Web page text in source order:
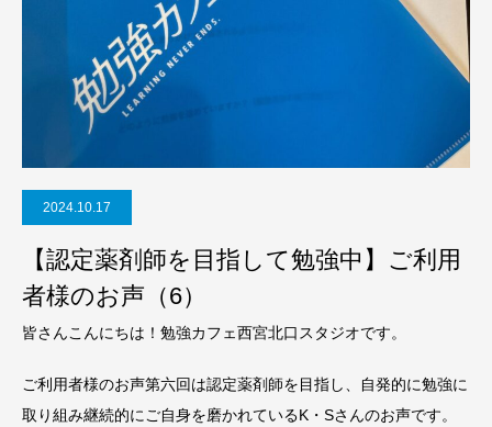
2024.10.17
【認定薬剤師を目指して勉強中】ご利用
者様のお声（6）
皆さんこんにちは！勉強カフェ西宮北口スタジオです。
ご利用者様のお声第六回は認定薬剤師を目指し、自発的に勉強に
取り組み継続的にご自身を磨かれているK・Sさんのお声です。